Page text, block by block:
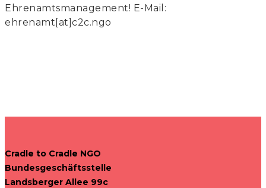
Ehrenamtsmanagement! E-Mail:
ehrenamt[at]c2c.ngo
Cradle to Cradle NGO
Bundesgeschäftsstelle
Landsberger Allee 99c